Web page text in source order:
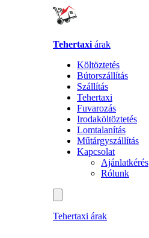
Tehertaxi árak
Költöztetés
Bútorszállítás
Szállítás
Tehertaxi
Fuvarozás
Irodaköltöztetés
Lomtalanítás
Műtárgyszállítás
Kapcsolat
Ajánlatkérés
Rólunk
Tehertaxi árak